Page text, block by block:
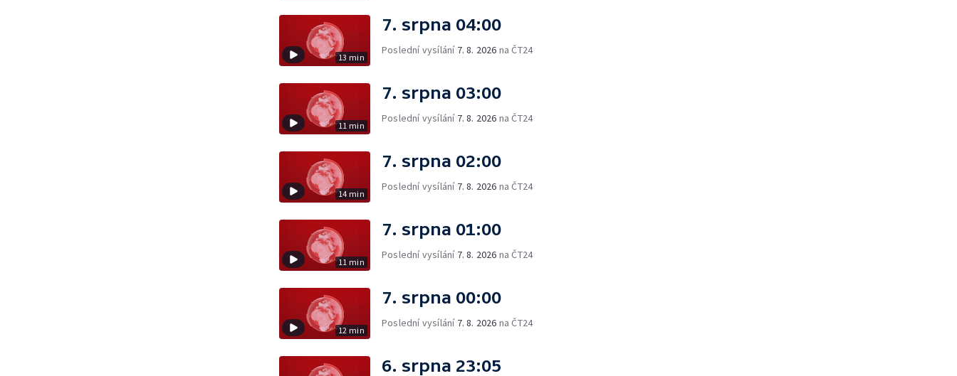
13 min
7. srpna 04:00
Poslední vysílání 7. 8. 2026 na ČT24
11 min
7. srpna 03:00
Poslední vysílání 7. 8. 2026 na ČT24
14 min
7. srpna 02:00
Poslední vysílání 7. 8. 2026 na ČT24
11 min
7. srpna 01:00
Poslední vysílání 7. 8. 2026 na ČT24
12 min
7. srpna 00:00
Poslední vysílání 7. 8. 2026 na ČT24
6. srpna 23:05